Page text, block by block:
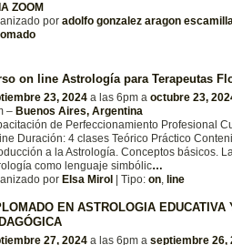
ZOOM
por adolfo gonzalez aragon
on line Astrología para Terapeutas
23, 2024 a las 6pm a octubre 23,
– Buenos Aires, Argentina
de Perfeccionamiento Profesional
Duración: 4 clases Teórico Práctico
a la Astrología. Conceptos básicos. La
como lenguaje simbólic…
por Elsa Mirol | Tipo: on line
EN ASTROLOGIA EDUCATIVA
27, 2024 a las 6pm a septiembre 26,